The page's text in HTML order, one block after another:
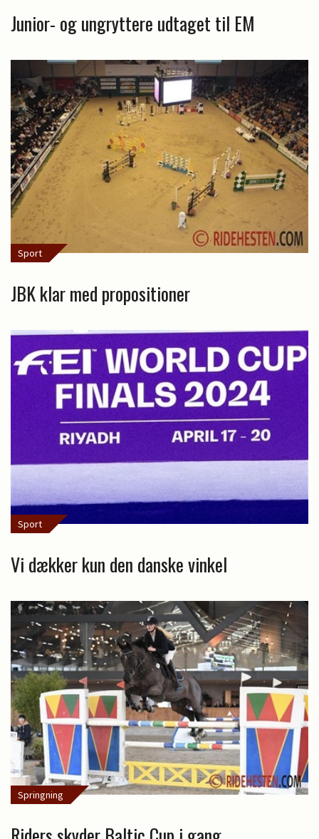
Junior- og ungryttere udtaget til EM
Sport
JBK klar med propositioner
Sport
Vi dækker kun den danske vinkel
Springning